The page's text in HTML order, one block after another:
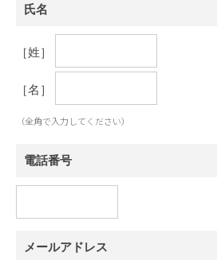
氏名
［姓］
［名］
（全角で入力してください）
電話番号
メールアドレス